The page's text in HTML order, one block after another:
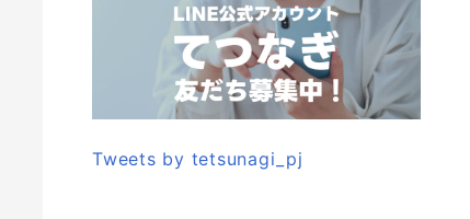
Tweets by tetsunagi_pj